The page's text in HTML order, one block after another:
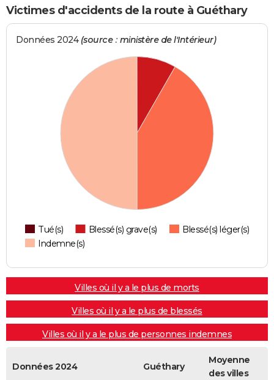
Victimes d'accidents de la route à Guéthary
Données 2024 (source : ministère de l'Intérieur)
Tué(s) Blessé(s) grave(s)
Blessé(s) léger(s)
Indemne(s)
Villes où il y a le plus de morts
Villes où il y a le plus de blessés
Villes où il y a le plus de personnes indemnes
Données 2024 Guéthary
Moyenne
des villes